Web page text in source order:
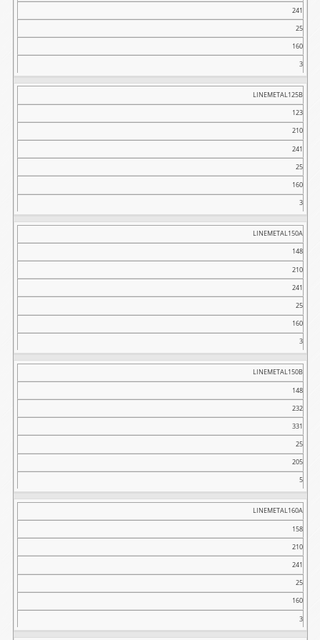
241
25
160
3
LINEMETAL125B
123
210
241
25
160
3
LINEMETAL150A
148
210
241
25
160
3
LINEMETAL150B
148
232
331
25
205
5
LINEMETAL160A
158
210
241
25
160
3